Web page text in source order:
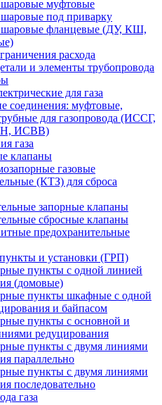
муфтовые
под приварку
фланцевые (ДУ, КШ,
расхода
и элементы трубопровода
для газа
соединения: муфтовые,
для газопровода (ИССГ,
ИСВВ)
газа
клапаны
газовые
(КТЗ) для сброса
запорные клапаны
сбросные клапаны
предохранительные
пункты и установки (ГРП)
пункты с одной линией
(домовые)
пункты шкафные с одной
и байпасом
пункты с основной и
редуцирования
пункты с двумя линиями
параллельно
пункты с двумя линиями
последовательно
газа